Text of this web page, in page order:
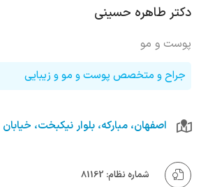
دکتر طاهره حسینی
پوست و مو
جراح و متخصص پوست و مو و زیبایی
شماره نظام: 81162